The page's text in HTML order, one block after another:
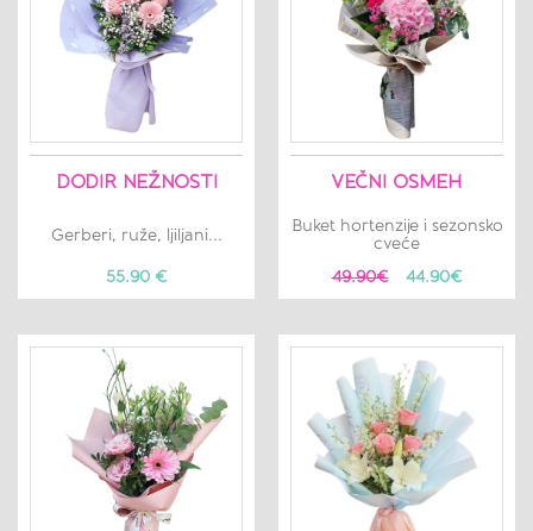
DODIR NEŽNOSTI
Gerberi, ruže, ljiljani...
55.90 €
VEČNI OSMEH
Buket hortenzije i sezonsko
cveće
49.90€
44.90€